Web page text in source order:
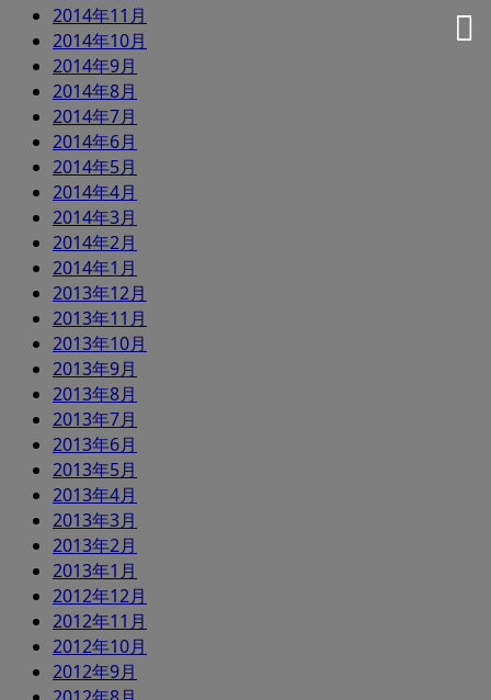
2014年11月
2014年10月
2014年9月
2014年8月
2014年7月
2014年6月
2014年5月
2014年4月
2014年3月
2014年2月
2014年1月
2013年12月
2013年11月
2013年10月
2013年9月
2013年8月
2013年7月
2013年6月
2013年5月
2013年4月
2013年3月
2013年2月
2013年1月
2012年12月
2012年11月
2012年10月
2012年9月